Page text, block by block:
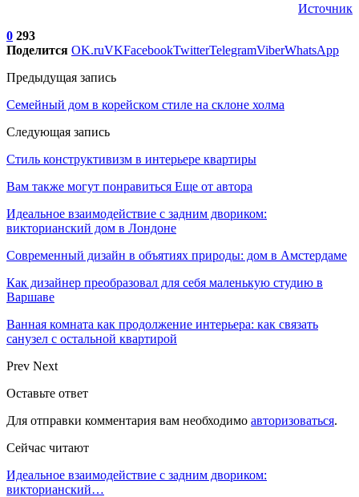
Источник
0 293
Поделится OK.ruVKFacebookTwitterTelegramViberWhatsApp
Предыдущая запись
Семейный дом в корейском стиле на склоне холма
Следующая запись
Стиль конструктивизм в интерьере квартиры
Вам также могут понравиться Еще от автора
Идеальное взаимодействие с задним двориком:
викторианский дом в Лондоне
Современный дизайн в объятиях природы: дом в Амстердаме
Как дизайнер преобразовал для себя маленькую студию в
Варшаве
Ванная комната как продолжение интерьера: как связать
санузел с остальной квартирой
Prev Next
Оставьте ответ
Для отправки комментария вам необходимо авторизоваться.
Сейчас читают
Идеальное взаимодействие с задним двориком:
викторианский…